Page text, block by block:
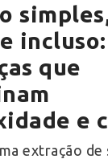
incluso:
que
e
extração de